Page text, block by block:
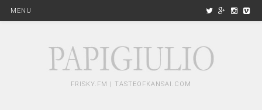
MENU
FRISKY.FM | TASTEOFKANSAI.COM